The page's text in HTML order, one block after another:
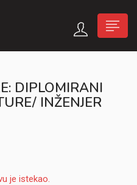
DIPLOMIRANI
INŽENJER
je istekao.